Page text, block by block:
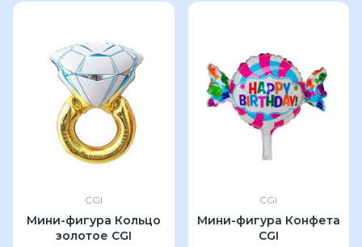
CGI
Мини-фигура Кольцо
золотое CGI
CGI
Мини-фигура Конфета
CGI